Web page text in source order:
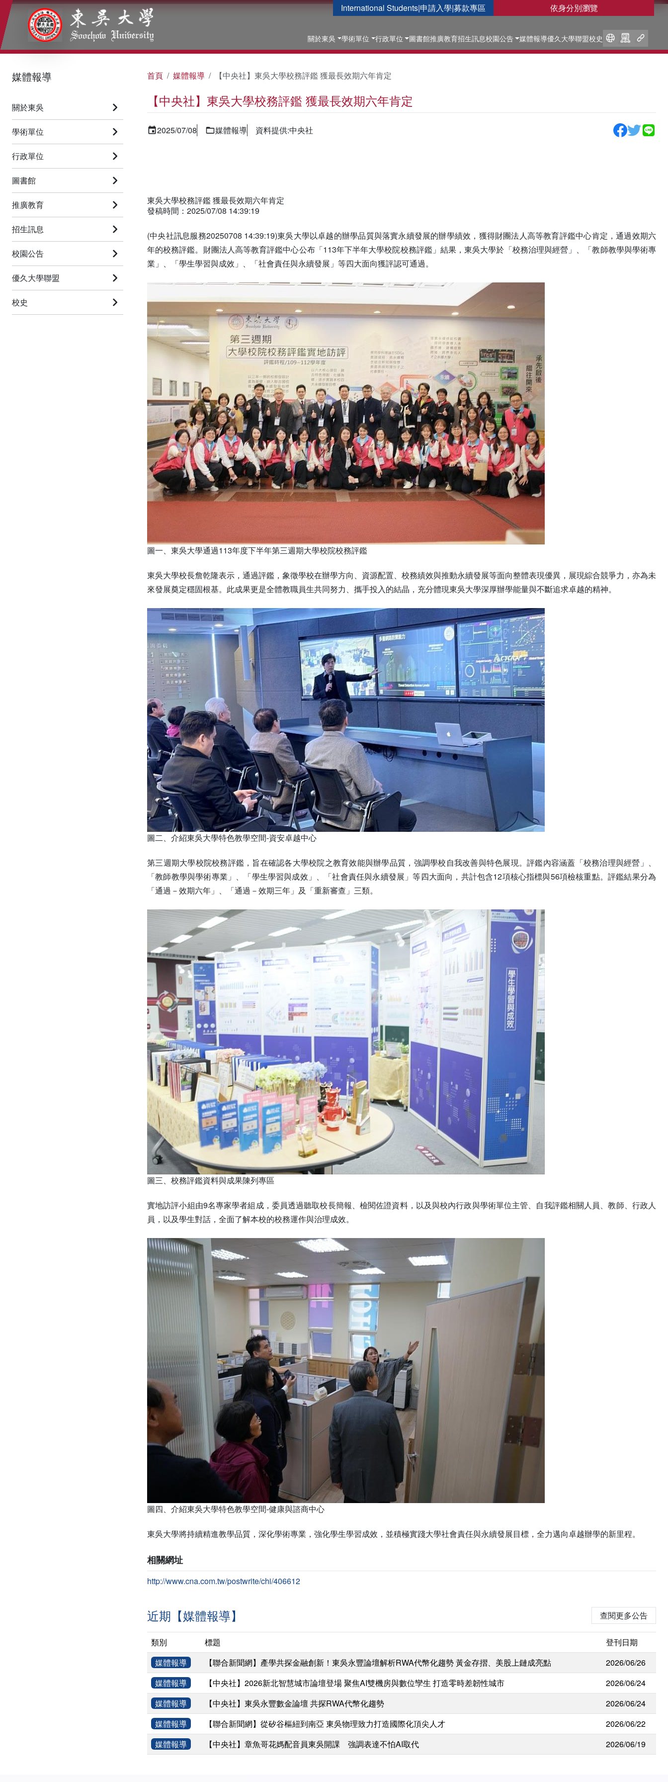
International Students|申請入學|募款專區 依身分別瀏覽
關於東吳 學術單位 行政單位 圖書館推廣教育招生訊息校園公告 媒體報導優久大學聯盟校史
:::
媒體報導
關於東吳
學術單位
行政單位
圖書館
推廣教育
招生訊息
校園公告
優久大學聯盟
校史
首頁 媒體報導 【中央社】東吳大學校務評鑑 獲最長效期六年肯定
【中央社】東吳大學校務評鑑 獲最長效期六年肯定
2025/07/08 媒體報導 資料提供:中央社
東吳大學校務評鑑 獲最長效期六年肯定
發稿時間：2025/07/08 14:39:19
(中央社訊息服務20250708 14:39:19)東吳大學以卓越的辦學品質與落實永續發展的辦學績效，獲得財團法人高等教育評鑑中心肯定，通過效期六
年的校務評鑑。財團法人高等教育評鑑中心公布「113年下半年大學校院校務評鑑」結果，東吳大學於「校務治理與經營」、「教師教學與學術專
業」、「學生學習與成效」、「社會責任與永續發展」等四大面向獲評認可通過。
圖一、東吳大學通過113年度下半年第三週期大學校院校務評鑑
東吳大學校長詹乾隆表示，通過評鑑，象徵學校在辦學方向、資源配置、校務績效與推動永續發展等面向整體表現優異，展現綜合競爭力，亦為未
來發展奠定穩固根基。此成果更是全體教職員生共同努力、攜手投入的結晶，充分體現東吳大學深厚辦學能量與不斷追求卓越的精神。
圖二、介紹東吳大學特色教學空間-資安卓越中心
第三週期大學校院校務評鑑，旨在確認各大學校院之教育效能與辦學品質，強調學校自我改善與特色展現。評鑑內容涵蓋「校務治理與經營」、
「教師教學與學術專業」、「學生學習與成效」、「社會責任與永續發展」等四大面向，共計包含12項核心指標與56項檢核重點。評鑑結果分為
「通過－效期六年」、「通過－效期三年」及「重新審查」三類。
圖三、校務評鑑資料與成果陳列專區
實地訪評小組由9名專家學者組成，委員透過聽取校長簡報、檢閱佐證資料，以及與校內行政與學術單位主管、自我評鑑相關人員、教師、行政人
員，以及學生對話，全面了解本校的校務運作與治理成效。
圖四、介紹東吳大學特色教學空間-健康與諮商中心
東吳大學將持續精進教學品質，深化學術專業，強化學生學習成效，並積極實踐大學社會責任與永續發展目標，全力邁向卓越辦學的新里程。
相關網址
http://www.cna.com.tw/postwrite/chi/406612
近期【媒體報導】 查閱更多公告
類別 標題
登刊日期
媒體報導
【聯合新聞網】產學共探金融創新！東吳永豐論壇解析RWA代幣化趨勢 黃金存摺、美股上鏈成亮點
2026/06/26
媒體報導
【中央社】2026新北智慧城市論壇登場 聚焦AI雙機房與數位孿生 打造零時差韌性城市
2026/06/24
媒體報導
【中央社】東吳永豐數金論壇 共探RWA代幣化趨勢
2026/06/24
媒體報導
【聯合新聞網】從矽谷樞紐到南亞 東吳物理致力打造國際化頂尖人才
2026/06/22
媒體報導
【中央社】章魚哥花媽配音員東吳開課 強調表達不怕AI取代 2026/06/19